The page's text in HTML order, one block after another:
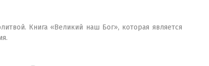
Книга «Великий наш Бог», которая является